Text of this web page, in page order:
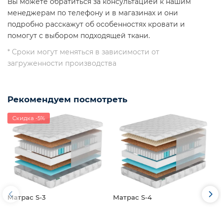
менеджерам по телефону и в магазинах и они
подробно расскажут об особенностях кровати и
помогут с выбором подходящей ткани.
* Сроки могут меняться в зависимости от
загруженности производства
Рекомендуем посмотреть
Скидка -5%
Матрас S-3 Матрас S-4